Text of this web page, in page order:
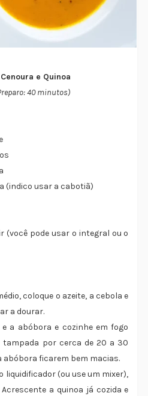
e Quinoa
40 minutos)
(indico usar a cabotiã)
(você pode usar o integral ou o
coloque o azeite, a cebola e
a dourar.
a abóbora e cozinhe em fogo
tampada por cerca de 20 a 30
abóbora ficarem bem macias.
liquidificador (ou use um mixer),
a quinoa já cozida e